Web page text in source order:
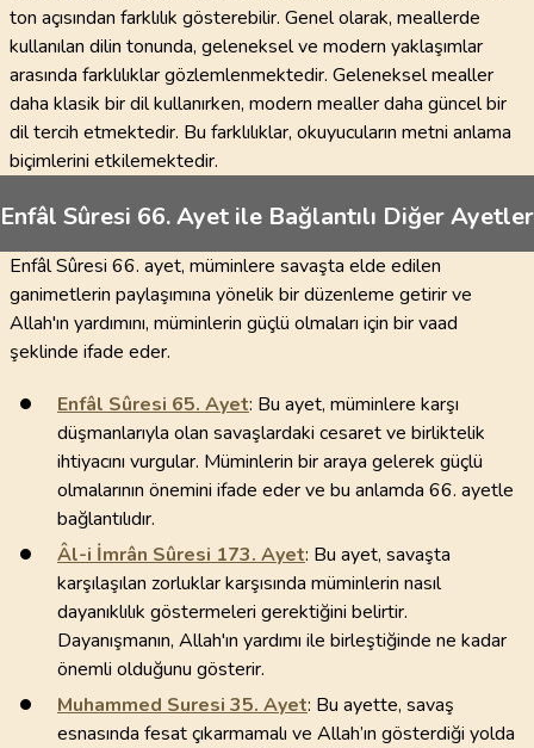
ton açısından farklılık gösterebilir. Genel olarak, meallerde
kullanılan dilin tonunda, geleneksel ve modern yaklaşımlar
arasında farklılıklar gözlemlenmektedir. Geleneksel mealler
daha klasik bir dil kullanırken, modern mealler daha güncel bir
dil tercih etmektedir. Bu farklılıklar, okuyucuların metni anlama
biçimlerini etkilemektedir.
Enfâl Sûresi 66. Ayet ile Bağlantılı Diğer Ayetler
Enfâl Sûresi 66. ayet, müminlere savaşta elde edilen
ganimetlerin paylaşımına yönelik bir düzenleme getirir ve
Allah'ın yardımını, müminlerin güçlü olmaları için bir vaad
şeklinde ifade eder.
Enfâl Sûresi 65. Ayet: Bu ayet, müminlere karşı
düşmanlarıyla olan savaşlardaki cesaret ve birliktelik
ihtiyacını vurgular. Müminlerin bir araya gelerek güçlü
olmalarının önemini ifade eder ve bu anlamda 66. ayetle
bağlantılıdır.
Âl-i İmrân Sûresi 173. Ayet: Bu ayet, savaşta
karşılaşılan zorluklar karşısında müminlerin nasıl
dayanıklılık göstermeleri gerektiğini belirtir.
Dayanışmanın, Allah'ın yardımı ile birleştiğinde ne kadar
önemli olduğunu gösterir.
Muhammed Suresi 35. Ayet: Bu ayette, savaş
esnasında fesat çıkarmamalı ve Allah’ın gösterdiği yolda